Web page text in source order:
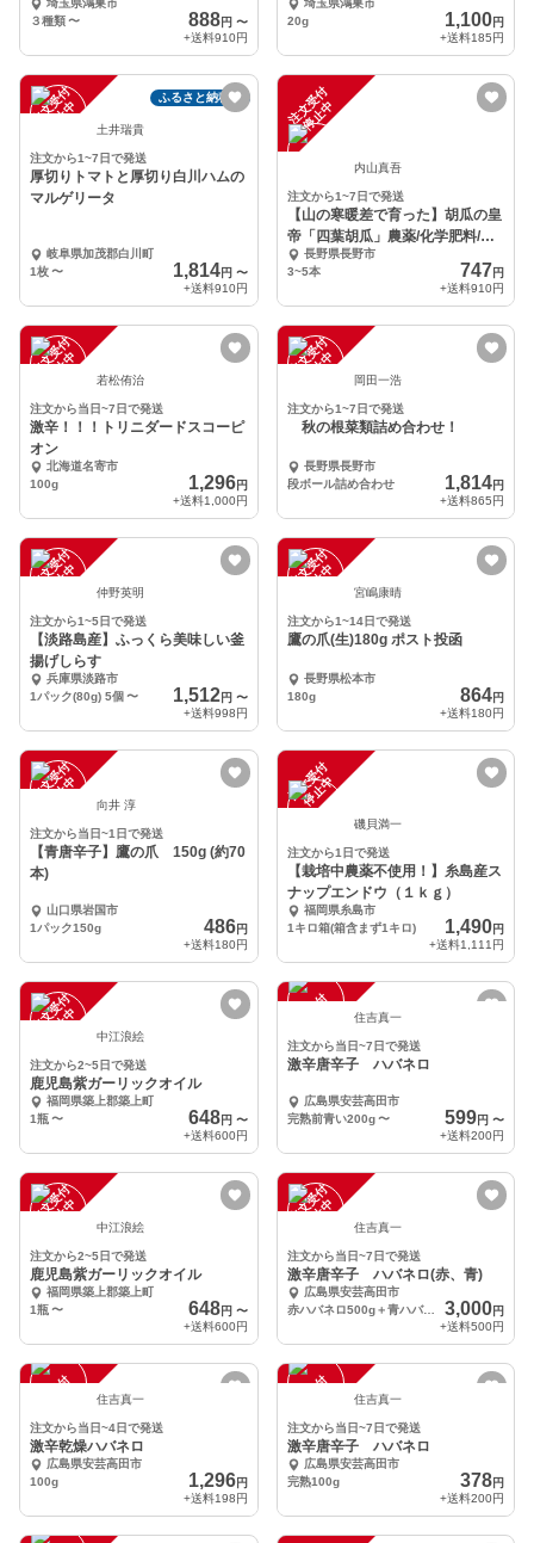
埼玉県鴻巣市
３種類〜 888円 〜
+送料910円
埼玉県鴻巣市
20g
1,100円
+送料185円
注
文
受
付
停
止
中
ふるさと納税可
土井瑞貴
注文から1~7日で発送
厚切りトマトと厚切り白川ハムの
マルゲリータ
岐阜県加茂郡白川町
1枚〜 1,814円 〜
+送料910円
注
文
受
付
停
止
中
内山真吾
注文から1~7日で発送
【山の寒暖差で育った】胡瓜の皇
帝「四葉胡瓜」農薬/化学肥料/動
物性堆肥不使用
長野県長野市
3~5本
747円
+送料910円
注
文
受
付
停
止
中 若松侑治
注文から当日~7日で発送
激辛！！！トリニダードスコーピ
オン
北海道名寄市
100g
1,296円
+送料1,000円
注
文
受
付
停
止
中 岡田一浩
注文から1~7日で発送
秋の根菜類詰め合わせ！
長野県長野市
段ボール詰め合わせ
1,814円
+送料865円
注
文
受
付
停
止
中 仲野英明
注文から1~5日で発送
【淡路島産】ふっくら美味しい釜
揚げしらす
兵庫県淡路市
1パック(80g) 5個 〜 1,512円 〜
+送料998円
注
文
受
付
停
止
中 宮嶋康晴
注文から1~14日で発送
鷹の爪(生)180g ポスト投函
長野県松本市
180g
864円
+送料180円
注
文
受
付
停
止
中 向井 淳
注文から当日~1日で発送
【青唐辛子】鷹の爪 150g (約70
本)
山口県岩国市
1パック150g
486円
+送料180円
注
文
受
付
停
止
中
磯貝満一
注文から1日で発送
【栽培中農薬不使用！】糸島産ス
ナップエンドウ（１ｋｇ）
福岡県糸島市
1キロ箱(箱含まず1キロ)
1,490円
+送料1,111円
注
文
受
付
停
止
中 中江浪絵
注文から2~5日で発送
鹿児島紫ガーリックオイル
福岡県築上郡築上町
1瓶〜 648円 〜
+送料600円
注
文
受
付
停
止 住吉真一
注文から当日~7日で発送
激辛唐辛子 ハバネロ
広島県安芸高田市
完熟前青い200g 〜 599円 〜
+送料200円
注
文
受
付
停
止
中 中江浪絵
注文から2~5日で発送
鹿児島紫ガーリックオイル
福岡県築上郡築上町
1瓶〜 648円 〜
+送料600円
注
文
受
付
停
止
中 住吉真一
注文から当日~7日で発送
激辛唐辛子 ハバネロ(赤、青)
広島県安芸高田市
赤ハバネロ500g＋青ハバネロ500g
3,000円
+送料500円
注
文
受
付
停
止 住吉真一
注文から当日~4日で発送
激辛乾燥ハバネロ
広島県安芸高田市
100g
1,296円
+送料198円
注
文
受
付
停
止 住吉真一
注文から当日~7日で発送
激辛唐辛子 ハバネロ
広島県安芸高田市
完熟100g
378円
+送料200円